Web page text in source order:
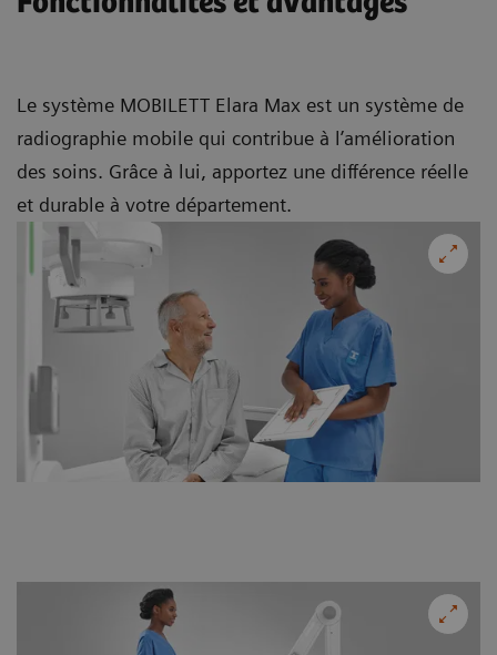
Le système MOBILETT Elara Max est un système de
radiographie mobile qui contribue à l’amélioration
des soins. Grâce à lui, apportez une différence réelle
et durable à votre département.